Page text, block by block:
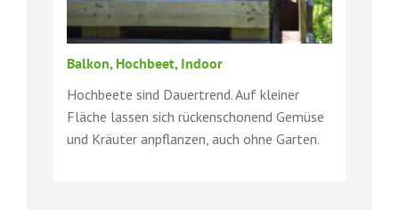
Balkon, Hochbeet, Indoor
Hochbeete sind Dauertrend. Auf kleiner
Fläche lassen sich rückenschonend Gemüse
und Kräuter anpflanzen, auch ohne Garten.